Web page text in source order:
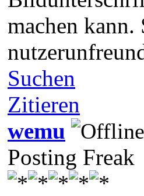
machen
Suchen
Zitieren
wemu
Posting Freak